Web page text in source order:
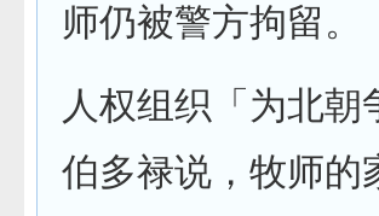
师仍被警方拘留。
人权组织「为北
伯多禄说，牧师的